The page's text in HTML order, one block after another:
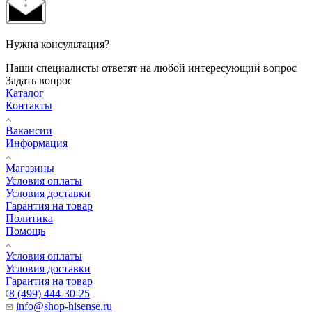
Нужна консультация?
Наши специалисты ответят на любой интересующий вопрос
Задать вопрос
Каталог
Контакты
Вакансии
Информация
Магазины
Условия оплаты
Условия доставки
Гарантия на товар
Политика
Помощь
Условия оплаты
Условия доставки
Гарантия на товар
8 (499) 444-30-25
info@shop-hisense.ru